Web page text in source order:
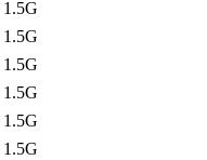
1.5G
1.5G
1.5G
1.5G
1.5G
1.5G